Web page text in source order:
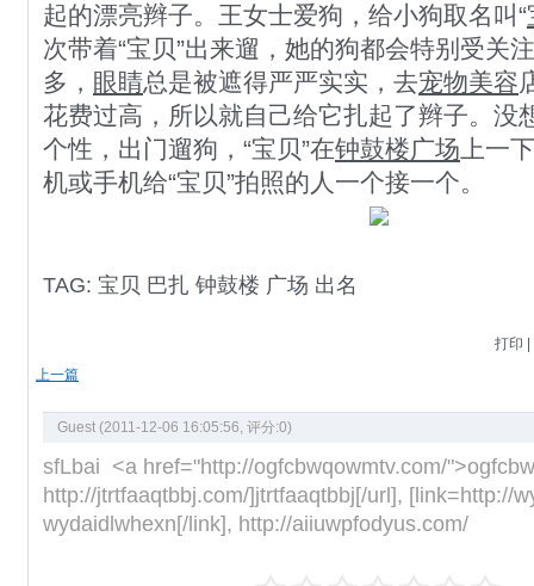
起的漂亮辫子。王女士爱狗，给小狗取名叫“
次带着“宝贝”出来遛，她的狗都会特别受关
多， 眼睛总是被遮得严严实实，去宠物美容
花费过高，所以就自己给它扎起了辫子。没
个性，出门遛狗，“宝贝”在钟鼓楼广场 上一
机或手机给“宝贝”拍照的人一个接一个。
TAG: 宝贝 巴扎 钟鼓楼 广场 出名
打印
上一篇
Guest (2011-12-06 16:05:56, 评分:0)
sfLbai <a href="http://ogfcbwqowmtv.com/
http://jtrtfaaqtbbj.com/]jtrtfaaqtbbj[/url], [link=http://
wydaidlwhexn[/link], http://aiiuwpfodyus.com/